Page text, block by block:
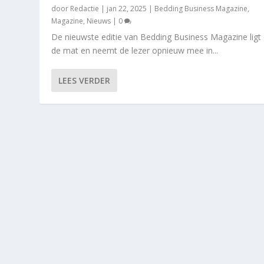
door Redactie | jan 22, 2025 | Bedding Business Magazine,
Magazine, Nieuws | 0
De nieuwste editie van Bedding Business Magazine ligt
de mat en neemt de lezer opnieuw mee in...
LEES VERDER